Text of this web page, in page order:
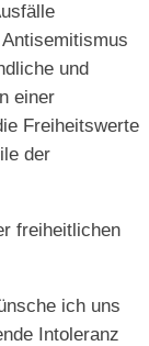
und
einer
Freiheitswerte
der
freiheitlichen
ich uns
Intoleranz